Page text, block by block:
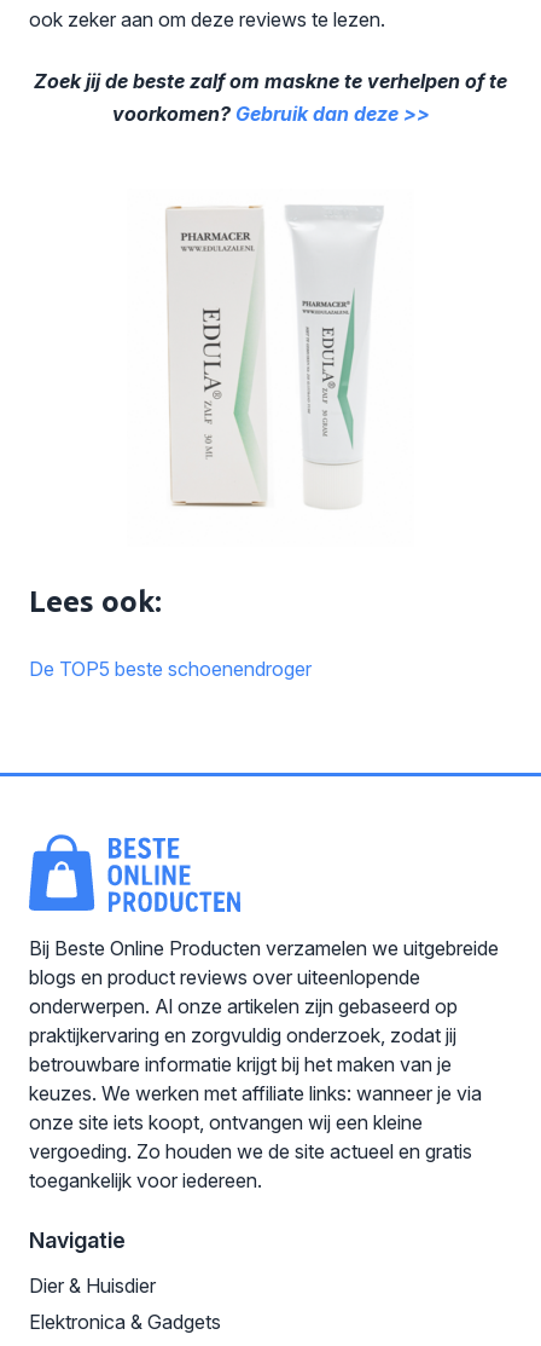
ook zeker aan om deze reviews te lezen.
Zoek jij de beste zalf om maskne te verhelpen of te
voorkomen? Gebruik dan deze >>
Lees ook:
De TOP5 beste schoenendroger
Bij Beste Online Producten verzamelen we uitgebreide
blogs en product reviews over uiteenlopende
onderwerpen. Al onze artikelen zijn gebaseerd op
praktijkervaring en zorgvuldig onderzoek, zodat jij
betrouwbare informatie krijgt bij het maken van je
keuzes. We werken met affiliate links: wanneer je via
onze site iets koopt, ontvangen wij een kleine
vergoeding. Zo houden we de site actueel en gratis
toegankelijk voor iedereen.
Navigatie
Dier & Huisdier
Elektronica & Gadgets